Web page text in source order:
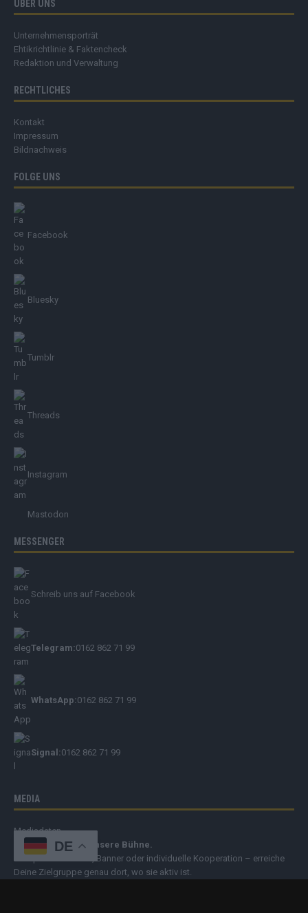
ÜBER UNS
Unternehmensporträt
Ehtikrichtlinie & Faktencheck
Redaktion und Verwaltung
RECHTLICHES
Kontakt
Impressum
Bildnachweis
FOLGE UNS
Facebook
Bluesky
Tumblr
Threads
Instagram
Mastodon
MESSENGER
Schreib uns auf Facebook
Telegram:0162 862 71 99
WhatsApp:0162 862 71 99
Signal:0162 862 71 99
MEDIA
Mediadaten
Deine Botschaft. Unsere Bühne.
Ob Sponsored Post, Banner oder individuelle Kooperation – erreiche
Deine Zielgruppe genau dort, wo sie aktiv ist.
DE